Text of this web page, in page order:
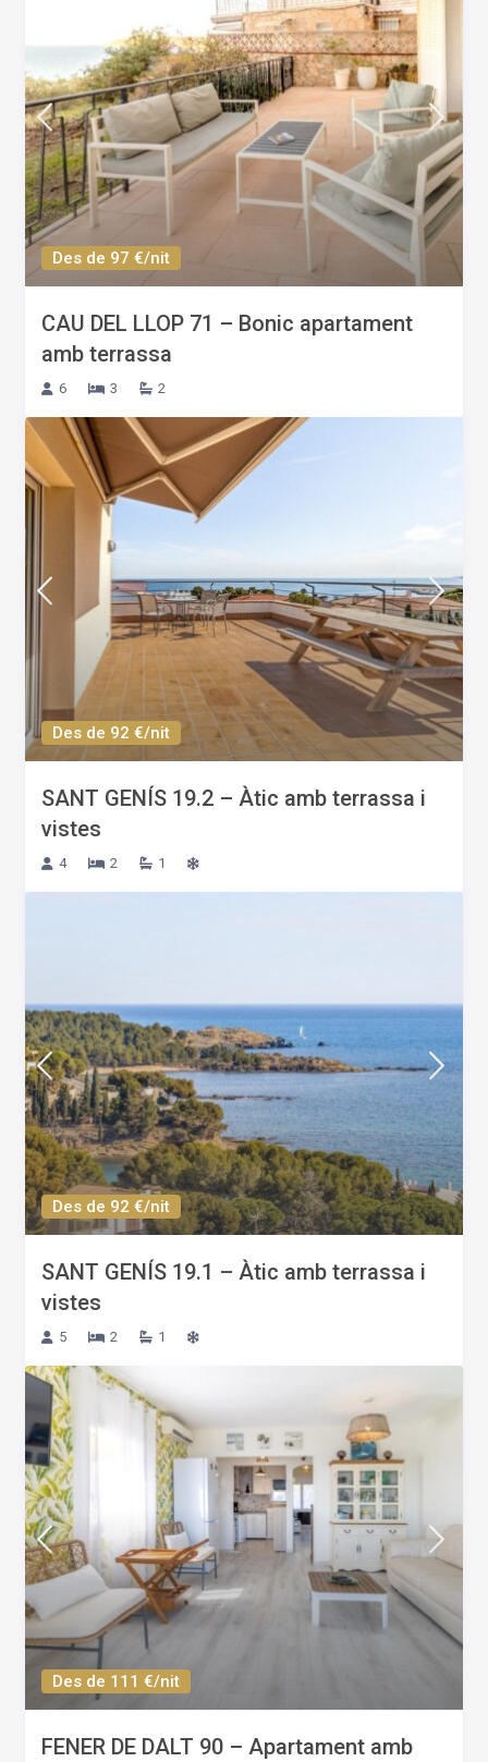
Des de 97 €/nit
CAU DEL LLOP 71 – Bonic apartament
amb terrassa
6 3 2
Des de 92 €/nit
SANT GENÍS 19.2 – Àtic amb terrassa i
vistes
4 2 1
Des de 92 €/nit
SANT GENÍS 19.1 – Àtic amb terrassa i
vistes
5 2 1
Des de 111 €/nit
FENER DE DALT 90 – Apartament amb